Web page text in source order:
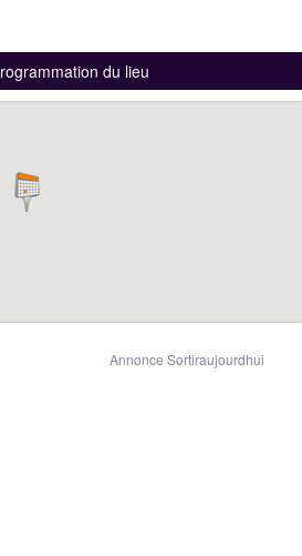
du lieu
Annonce Sortiraujourdhui